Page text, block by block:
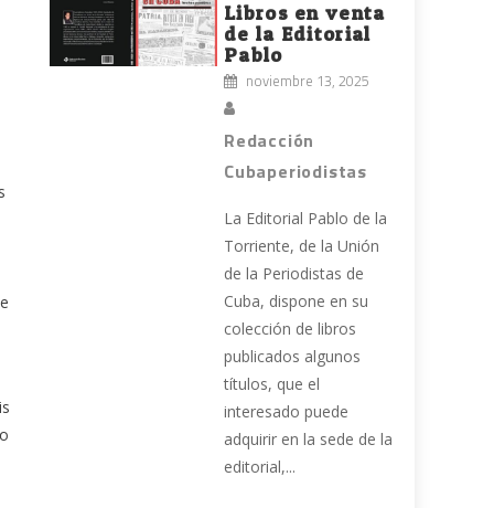
Libros en venta
de la Editorial
Pablo
noviembre 13, 2025
Redacción
Cubaperiodistas
La Editorial Pablo de la
Torriente, de la Unión
de la Periodistas de
Cuba, dispone en su
colección de libros
publicados algunos
títulos, que el
interesado puede
adquirir en la sede de la
editorial,...